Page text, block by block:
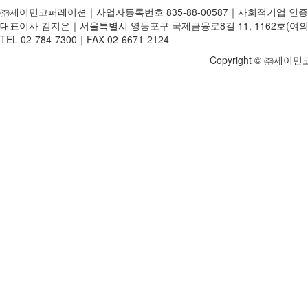
㈜제이민코퍼레이션｜사업자등록번호 835-88-00587｜사회적기업 인
대표이사 김지은｜서울특별시 영등포구 국제금융로8길 11, 1162호(여
TEL 02-784-7300｜FAX 02-6671-2124
Copyright © ㈜제이민